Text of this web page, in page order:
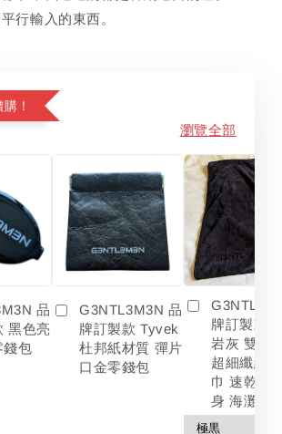
行輸入的東西。
！
瀏覽全部
品
黑色亮
錢包
G3NTL3M3N 品
牌訂製款 Tyvek
杜邦紙材質 彈片
口金零錢包
牌訂製款
岩灰 雙色
超細纖維
巾 速乾 吸
身 海灘